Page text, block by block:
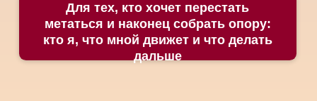
Провела более 1000 консультаций
Активно консультируетболее 6 лет